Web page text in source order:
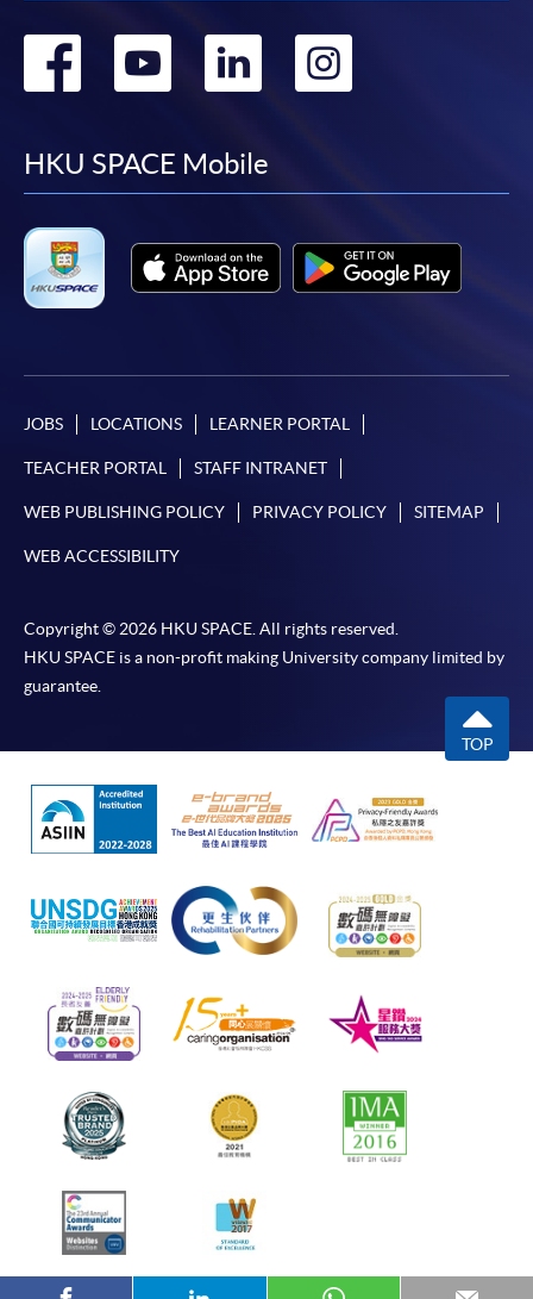
Go
facebook
Go
youtube
Go
linkedin
HKU SPACE Mobile
JOBS LOCATIONS LEARNER PORTAL
TEACHER PORTAL STAFF INTRANET
WEB PUBLISHING POLICY PRIVACY POLICY SITEMAP
WEB ACCESSIBILITY
Copyright © 2026 HKU SPACE. All rights reserved.
HKU SPACE is a non-profit making University company limited by
guarantee.
TOP